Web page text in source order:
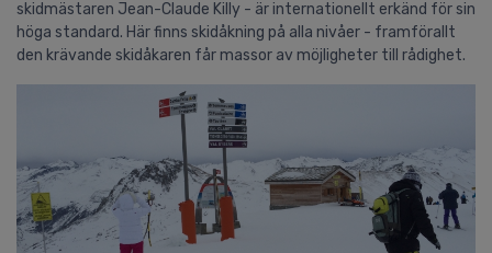
skidmästaren Jean-Claude Killy - är internationellt erkänd för sin
höga standard. Här finns skidåkning på alla nivåer - framförallt
den krävande skidåkaren får massor av möjligheter till rådighet.